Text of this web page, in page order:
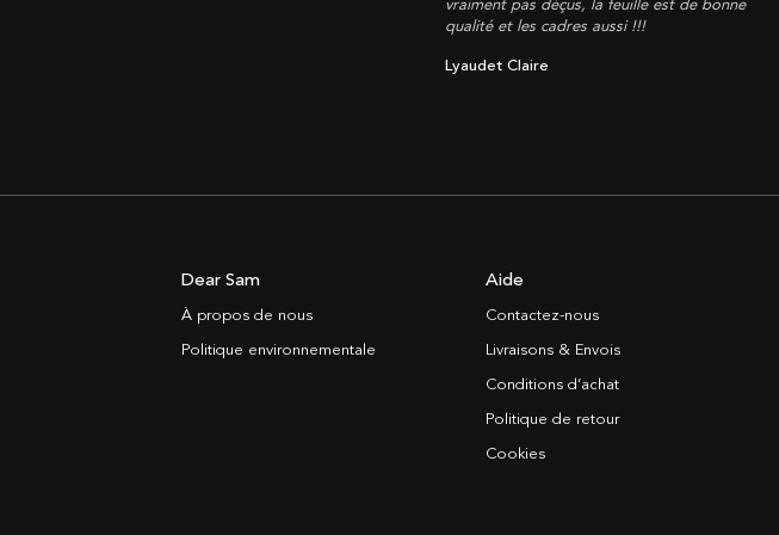
vraiment pas déçus, la feuille est de bonne
qualité et les cadres aussi !!!
Lyaudet Claire
Dear Sam
À propos de nous
Politique environnementale
Aide
Contactez-nous
Livraisons & Envois
Conditions d’achat
Politique de retour
Cookies